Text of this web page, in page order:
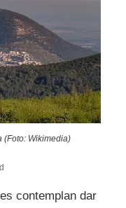
(Foto: Wikimedia)
contemplan dar